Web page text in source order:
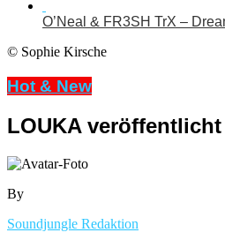
O’Neal & FR3SH TrX –
© Sophie Kirsche
Hot & New
LOUKA
By
Soundjungle Redaktion